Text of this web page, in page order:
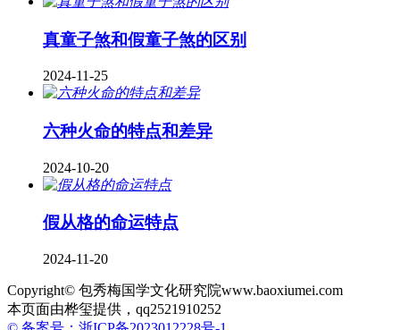
真童子煞和假童子煞的区别
2024-11-25
六种火命的特点和差异
2024-10-20
假从格的命运特点
2024-11-20
Copyright© 包秀梅国学文化研究院www.baoxiumei.com
本页面由桦玺提供，qq2521910252